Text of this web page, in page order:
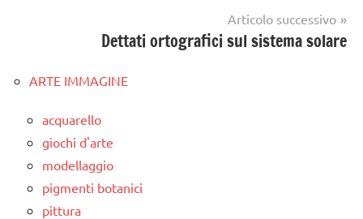
Articolo successivo
Dettati ortografici sul sistema solare
ARTE IMMAGINE
acquarello
giochi d'arte
modellaggio
pigmenti botanici
pittura